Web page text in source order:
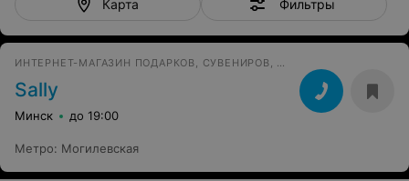
Карта Фильтры
ИНТЕРНЕТ-МАГАЗИН ПОДАРКОВ, СУВЕНИРОВ, ТОВАРОВ ДЛЯ ДОМА
Sally
Минск до 19:00
Метро: Могилевская